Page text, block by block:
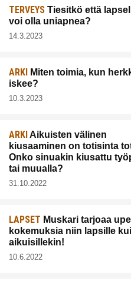
TERVEYS Tiesitkö että
voi olla uniapnea?
14.3.2023
ARKI Miten toimia, kun
iskee?
10.3.2023
ARKIAikuisten välinen
kiusaaminen on totisinta
Onko sinuakin kiusattu
tai muualla?
31.10.2022
LAPSET Muskari tarjoaa
kokemuksia niin lapsille
aikuisillekin!
10.6.2022